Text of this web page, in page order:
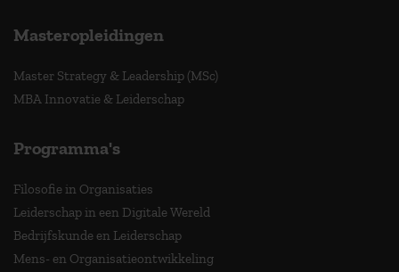
Masteropleidingen
Master Strategy & Leadership (MSc)
MBA Innovatie & Leiderschap
Programma's
Filosofie in Organisaties
Leiderschap in een Digitale Wereld
Bedrijfskunde en Leiderschap
Mens- en Organisatieontwikkeling